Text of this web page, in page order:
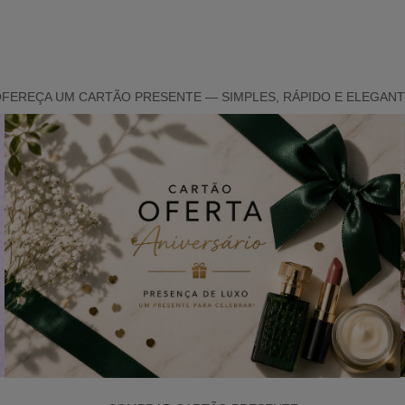
UM CARTÃO PRESENTE — SIMPLES, RÁPIDO E